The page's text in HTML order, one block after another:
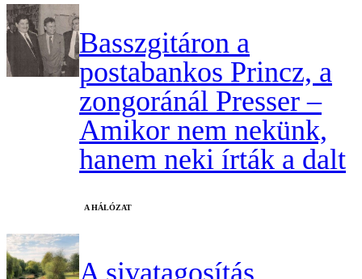
Basszgitáron a
postabankos Princz, a
zongoránál Presser –
Amikor nem nekünk,
hanem neki írták a dalt
A HÁLÓZAT